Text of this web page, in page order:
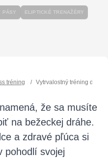
PÁSY ELIPTICKÉ TRENAŽÉRY
tréning / Vytrvalostný tréning
že sa musíte
na bežeckej dráhe.
a zdravé pľúca si
pohodlí svojej